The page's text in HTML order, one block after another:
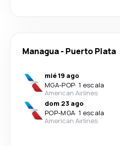
Managua- Puerto Plata
mié 19 ago
MGA-POP· 1 escala
American Airlines
dom 23 ago
POP-MGA· 1 escala
American Airlines